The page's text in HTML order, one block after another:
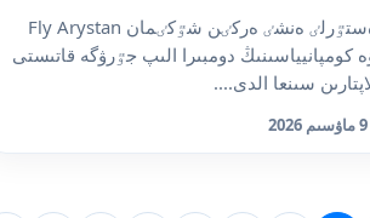
دەستٷرلٸ ەنشٸ ەركٸن شٷكٸمان Fly Arystan
كومپانيياسىنىڭ دومبىرا الىپ جٷرۋگە قاتىستى
سىنعا الدى....
9 ماۋسىم 2026